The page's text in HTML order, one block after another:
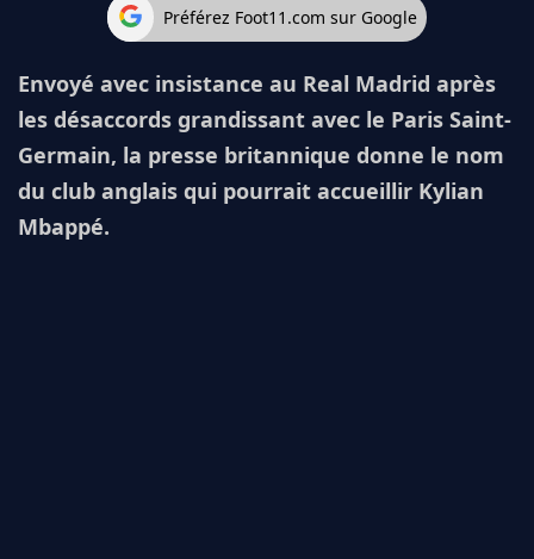
Préférez Foot11.com sur Google
Envoyé avec insistance au Real Madrid après
les désaccords grandissant avec le Paris Saint-
Germain, la presse britannique donne le nom
du club anglais qui pourrait accueillir Kylian
Mbappé.